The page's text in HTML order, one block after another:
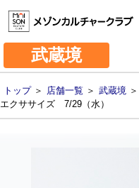
武蔵境
トップ＞ 店舗一覧 ＞ 武蔵境 ＞
エクササイズ 7/29（水）